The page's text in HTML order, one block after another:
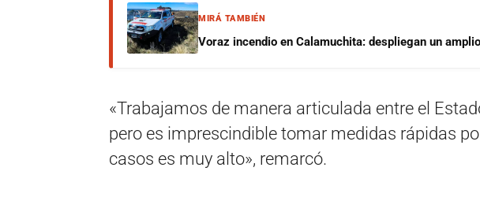
MIRÁ TAMBIÉN
Voraz incendio en Calamuchita: despliegan un
«Trabajamos de manera articulada entre el
pero es imprescindible tomar medidas rápidas
casos es muy alto», remarcó.